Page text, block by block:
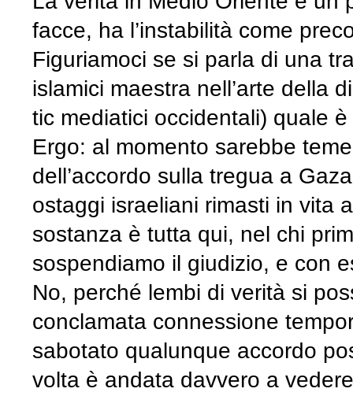
facce, ha l’instabilità come
Figuriamoci se si parla di una
islamici maestra nell’arte della
tic mediatici occidentali) quale
Ergo: al momento sarebbe
dell’accordo sulla tregua a
ostaggi israeliani rimasti in vita
sostanza è tutta qui, nel chi
sospendiamo il giudizio, e con
No, perché lembi di verità si
conclamata connessione
sabotato qualunque accordo
volta è andata davvero a